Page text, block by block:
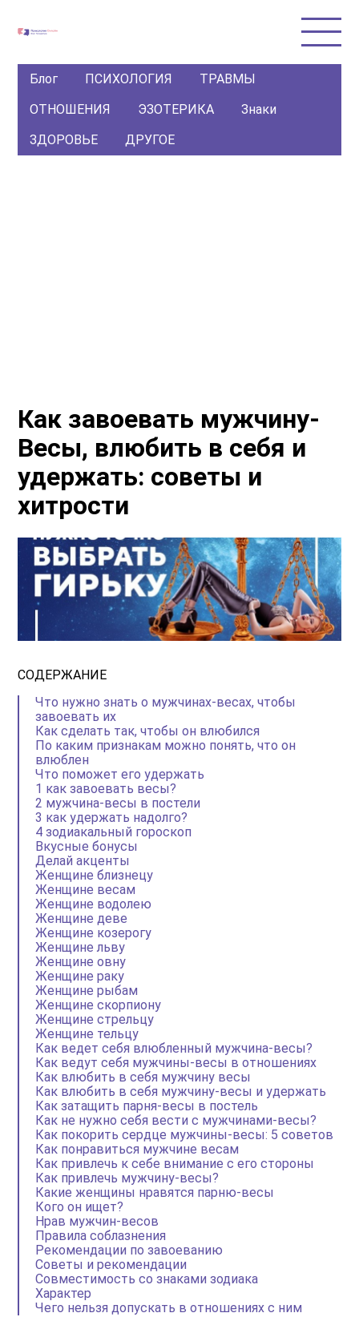
Блог ПСИХОЛОГИЯ
ТРАВМЫ
ОТНОШЕНИЯ
ЭЗОТЕРИКА
Знаки
ЗДОРОВЬЕ
ДРУГОЕ
Как завоевать мужчину-
Весы, влюбить в себя и
удержать: советы и
хитрости
СОДЕРЖАНИЕ
Что нужно знать о мужчинах-весах, чтобы
завоевать их
Как сделать так, чтобы он влюбился
По каким признакам можно понять, что он
влюблен
Что поможет его удержать
1 как завоевать весы?
2 мужчина-весы в постели
3 как удержать надолго?
4 зодиакальный гороскоп
Вкусные бонусы
Делай акценты
Женщине близнецу
Женщине весам
Женщине водолею
Женщине деве
Женщине козерогу
Женщине льву
Женщине овну
Женщине раку
Женщине рыбам
Женщине скорпиону
Женщине стрельцу
Женщине тельцу
Как ведет себя влюбленный мужчина-весы?
Как ведут себя мужчины-весы в отношениях
Как влюбить в себя мужчину весы
Как влюбить в себя мужчину-весы и удержать
Как затащить парня-весы в постель
Как не нужно себя вести с мужчинами-весы?
Как покорить сердце мужчины-весы: 5 советов
Как понравиться мужчине весам
Как привлечь к себе внимание с его стороны
Как привлечь мужчину-весы?
Какие женщины нравятся парню-весы
Кого он ищет?
Нрав мужчин-весов
Правила соблазнения
Рекомендации по завоеванию
Советы и рекомендации
Совместимость со знаками зодиака
Характер
Чего нельзя допускать в отношениях с ним